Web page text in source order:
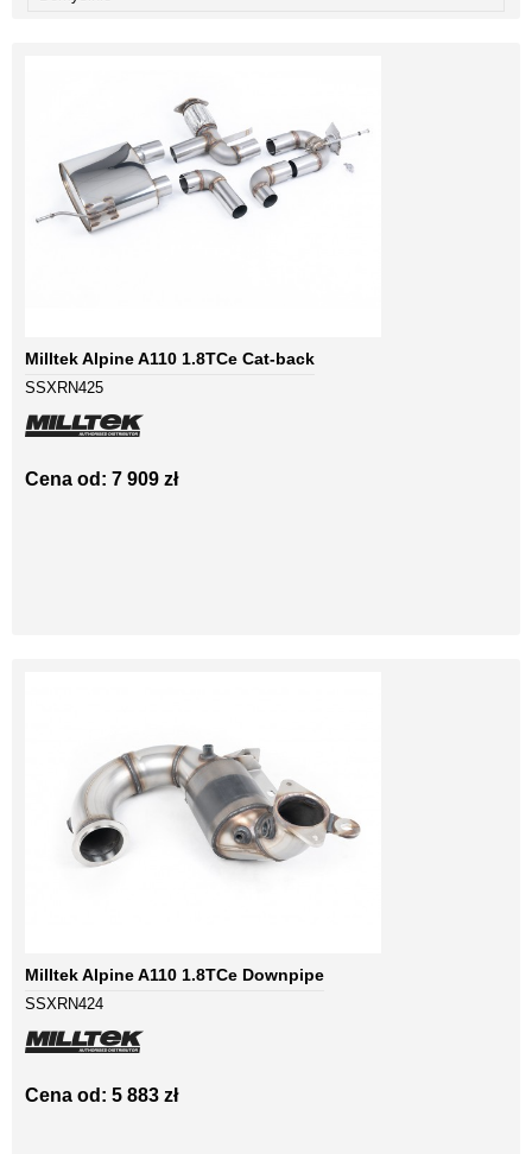
Milltek Alpine A110 1.8TCe Cat-back
SSXRN425
Cena od: 7 909 zł
Milltek Alpine A110 1.8TCe Downpipe
SSXRN424
Cena od: 5 883 zł